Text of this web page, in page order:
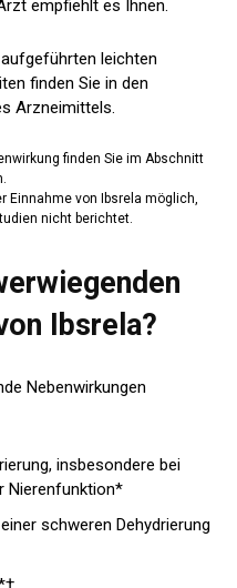
empfiehlt es Ihnen.
leichten
finden Sie in den
Arzneimittels.
finden Sie im Abschnitt
Einnahme von Ibsrela möglich,
nicht berichtet.
Ibsrela?
Nebenwirkungen
insbesondere bei
Nierenfunktion*
schweren Dehydrierung